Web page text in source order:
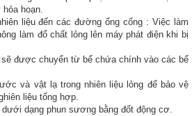
hoạn.
liệu đến các đường ống cống : Việc làm
làm đổ chất lỏng lên máy phát điện khi bị
được chuyển từ bể chứa chính vào các bể
và vật lạ trong nhiên liệu lỏng để bảo vệ
liệu tổng hợp.
dạng phun sương bằng đốt động cơ.